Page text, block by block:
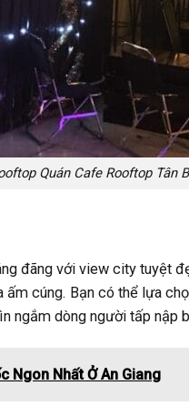
Quán Cafe Rooftop Tân
đãng với view city tuyệt
cúng. Bạn có thể lựa
ngắm dòng người tấp nập
Ngon Nhất Ở An Giang